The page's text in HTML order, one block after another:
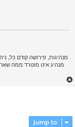
מנהיג אינו מוטרד ממה
Jump to